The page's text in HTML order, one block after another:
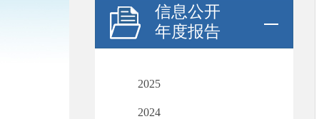
信息公开
年度报告
2025
2024